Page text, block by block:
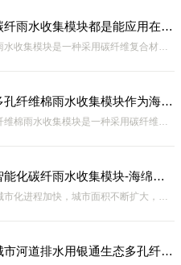
舟山本岛西北部碳纤雨水收集模块都是能应用在哪些方面？
舟山本岛西北部碳纤雨水收集模块是一种采用碳纤维复合材料制成的雨水收集装置，具有*、环保、可持续等诸多优点。这种模块的设计独特，结构轻巧且强度高，耐腐蚀，能够在各种环境条件下稳定运行。其广泛的应用领域不仅体现在城市规
舟山本岛西北部多孔纤维棉雨水收集模块作为海绵城市建设中的一种创新材料
舟山本岛西北部多孔纤维棉雨水收集模块是一种采用碳纤维和高分子材料复合而成的新型材料。它拥有高度多孔的结构，能够有效吸收和储存雨水，同时利用其独特的导流设计，将雨水迅速排出，有效防止城市内涝的发生。此外，该材料还具有
舟山本岛西北部智能化碳纤雨水收集模块-海绵城市排水蓄水系统的优选项
舟山本岛西北部随着城市化进程加快，城市面积不断扩大，给城市带来的问题也随之增加。其中之一就是水资源的短缺。雨水收集是一种解决城市水资源短缺的有效途径。在雨水收集技术中，智能化碳纤雨水收集模块的出现，为解决城市水资源
舟山本岛西北部城市河道排水用银通生态多孔纤维棉 渗透性好重量轻